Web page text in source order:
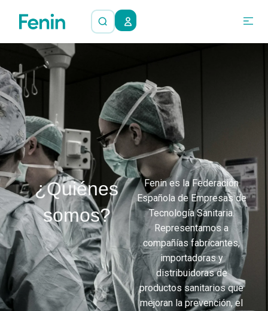
¿Quiénes
somos?
Fenin es la Federación
Española de Empresas de
Tecnología Sanitaria.
Representamos a
compañías fabricantes,
importadoras y
distribuidoras de
productos sanitarios que
mejoran la prevención, el